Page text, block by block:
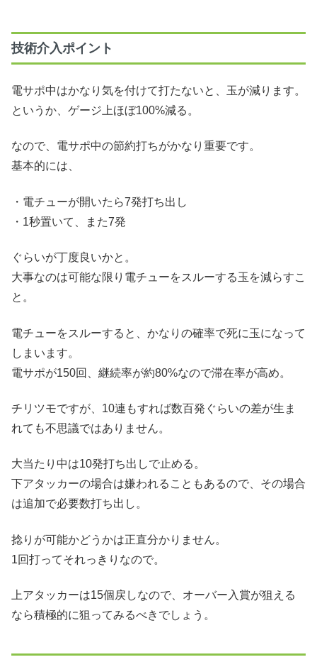
技術介入ポイント
電サポ中はかなり気を付けて打たないと、玉が減ります。
というか、ゲージ上ほぼ100%減る。
なので、電サポ中の節約打ちがかなり重要です。
基本的には、
・電チューが開いたら7発打ち出し
・1秒置いて、また7発
ぐらいが丁度良いかと。
大事なのは可能な限り電チューをスルーする玉を減らすこ
と。
電チューをスルーすると、かなりの確率で死に玉になって
しまいます。
電サポが150回、継続率が約80%なので滞在率が高め。
チリツモですが、10連もすれば数百発ぐらいの差が生ま
れても不思議ではありません。
大当たり中は10発打ち出しで止める。
下アタッカーの場合は嫌われることもあるので、その場合
は追加で必要数打ち出し。
捻りが可能かどうかは正直分かりません。
1回打ってそれっきりなので。
上アタッカーは15個戻しなので、オーバー入賞が狙える
なら積極的に狙ってみるべきでしょう。